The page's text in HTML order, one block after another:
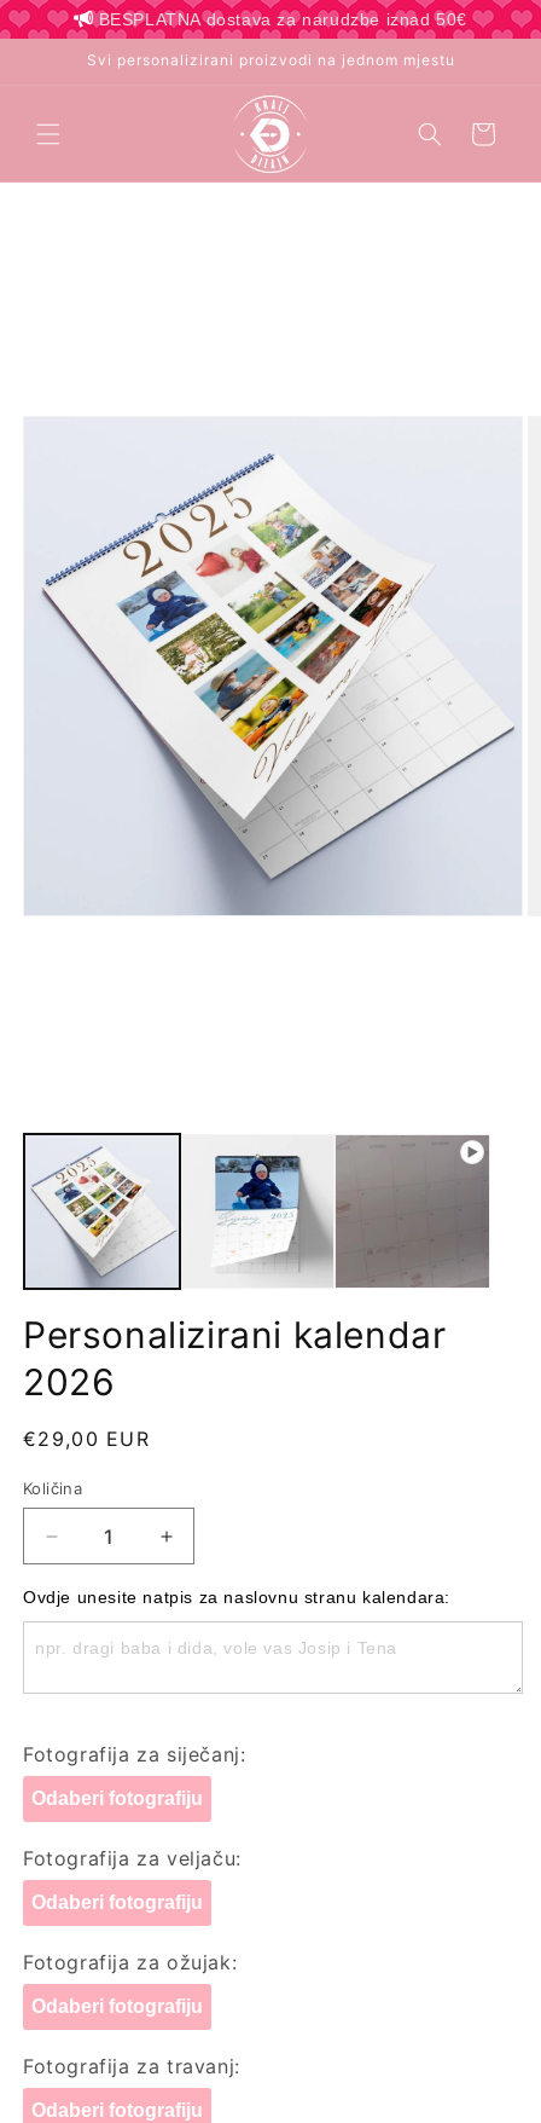
BESPLATNA dostava za narudzbe iznad 50€
Preskoči
na
Svi personalizirani proizvodi na jednom mjestu
Košarica
Personalizirani kalendar
2026
Redovna
€29,00 EUR
Količina
Količina
Smanji
količinu
proizvoda
Personalizirani
kalendar
Povećaj
količinu
proizvoda
Personalizirani
kalendar
Ovdje unesite natpis za naslovnu stranu kalendara:
Fotografija za siječanj:
Odaberi fotografiju
Fotografija za veljaču:
Odaberi fotografiju
Fotografija za ožujak:
Odaberi fotografiju
Fotografija za travanj:
Odaberi fotografiju